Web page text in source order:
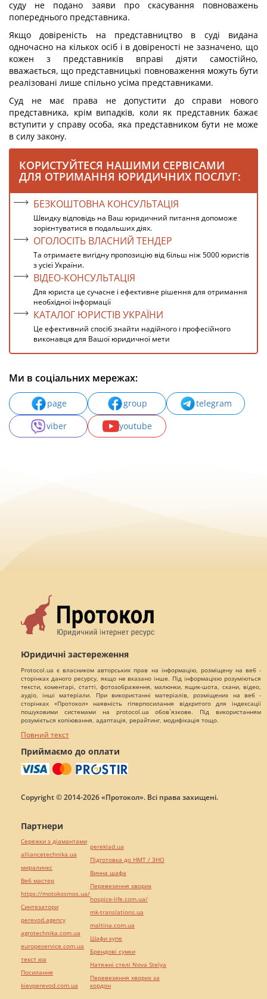
суду не подано заяви про скасування повноважень
попереднього представника.
Якщо довіреність на представництво в суді видана
одночасно на кількох осіб і в довіреності не зазначено, що
кожен з представників вправі діяти самостійно,
вважається, що представницькі повноваження можуть бути
реалізовані лише спільно усіма представниками.
Суд не має права не допустити до справи нового
представника, крім випадків, коли як представник бажає
вступити у справу особа, яка представником бути не може
в силу закону.
КОРИСТУЙТЕСЯ НАШИМИ СЕРВІСАМИ
ДЛЯ ОТРИМАННЯ ЮРИДИЧНИХ ПОСЛУГ:
БЕЗКОШТОВНА КОНСУЛЬТАЦІЯ
Швидку відповідь на Ваш юридичний питання допоможе
зорієнтуватися в подальших діях.
ОГОЛОСІТЬ ВЛАСНИЙ ТЕНДЕР
Та отримаєте вигідну пропозицію від більш ніж 5000 юристів
з усієї України.
ВІДЕО-КОНСУЛЬТАЦІЯ
Для юриста це сучасне і ефективне рішення для отримання
необхідної інформації
КАТАЛОГ ЮРИСТІВ УКРАЇНИ
Це ефективний спосіб знайти надійного і професійного
виконавця для Вашої юридичної мети
Ми в соціальних мережах:
page group
telegram
viber
youtube
Юридичні застереження
Protocol.ua є власником авторських прав на інформацію, розміщену на веб -
сторінках даного ресурсу, якщо не вказано інше. Під інформацією розуміються
тексти, коментарі, статті, фотозображення, малюнки, ящик-шота, скани, відео,
аудіо, інші матеріали. При використанні матеріалів, розміщених на веб -
сторінках «Протокол» наявність гіперпосилання відкритого для індексації
пошуковими системами на protocol.ua обов`язкове. Під використанням
розуміється копіювання, адаптація, рерайтинг, модифікація тощо.
Повний текст
Приймаємо до оплати
Copyright © 2014-2026 «Протокол». Всі права захищені.
Партнери
Сережки з діамантами
alliancetechnika.ua
миралинкс
Веб мастер
https://motokosmos.ua/
Синтезатори
perevod.agency
agrotechnika.com.ua
europeservice.com.ua
текст юа
Посилання
kievperevod.com.ua
pereklad.ua
Підготовка до НМТ / ЗНО
Винна шафа
Перевезення хворих
hospice-life.com.ua/
mk-translations.ua
maltina.com.ua
Шафи купе
Брендові сумки
Натяжні стелі Nova Stelya
Перевезення хворих за
кордон